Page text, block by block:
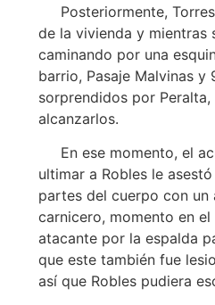
Posteriormente,
de la vivienda y mientras
caminando por una
barrio, Pasaje Malvinas y
sorprendidos por
alcanzarlos.
En ese momento, el
ultimar a Robles le
partes del cuerpo con un
carnicero, momento en
atacante por la espalda
que este también fue
así que Robles pudiera